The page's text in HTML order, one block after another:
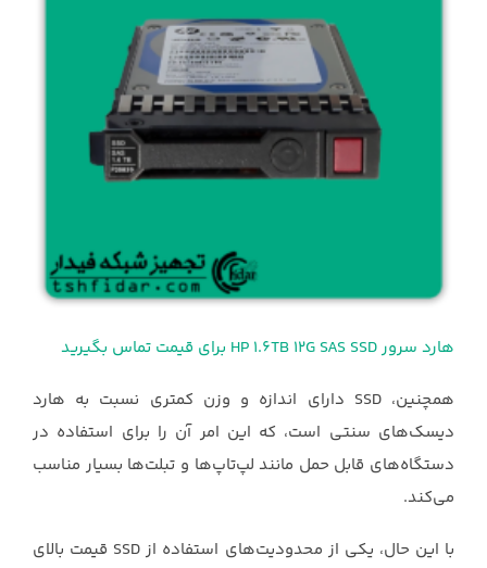
هارد سرور HP 1.6TB 12G SAS SSD برای قیمت تماس بگیرید
همچنین، ‏SSD‏ دارای اندازه و وزن کمتری نسبت به هارد
دیسک‌های سنتی است، که این امر آن را برای ‏استفاده در
دستگاه‌های قابل حمل مانند لپ‌تاپ‌ها و تبلت‌ها بسیار مناسب
می‌کند.‏
با این حال، یکی از محدودیت‌های استفاده از ‏SSD‏ قیمت بالای